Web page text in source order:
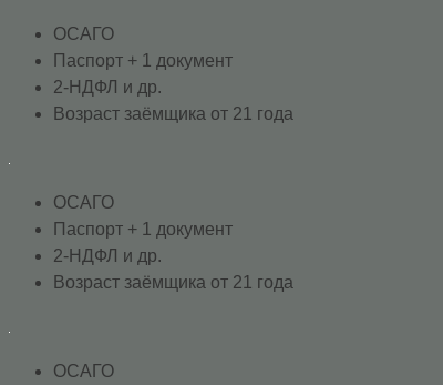
ОСАГО
Паспорт + 1 документ
2-НДФЛ и др.
Возраст заёмщика от 21 года
ОСАГО
Паспорт + 1 документ
2-НДФЛ и др.
Возраст заёмщика от 21 года
ОСАГО